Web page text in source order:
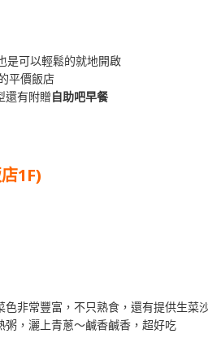
是可以輕鬆的就地開啟
平價飯店
還有附贈自助吧早餐
1F)
色非常豐富，不只熟食，還有提供生菜
粥，灑上青蔥～鹹香鹹香，超好吃